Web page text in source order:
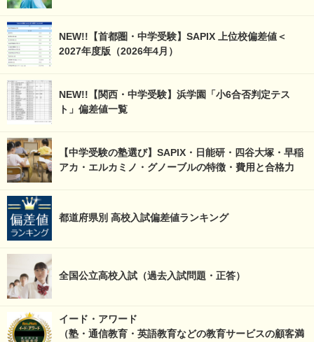
NEW!!【首都圏・中学受験】SAPIX 上位校偏差値＜
2027年度版（2026年4月）
NEW!!【関西・中学受験】浜学園「小6合否判定テス
ト」偏差値一覧
【中学受験の塾選び】SAPIX・日能研・四谷大塚・早稲
アカ・エルカミノ・グノーブルの特徴・費用と合格力
都道府県別 高校入試偏差値ランキング
全国公立高校入試（過去入試問題・正答）
イード・アワード
（塾・通信教育・英語教育などの教育サービスの顧客満